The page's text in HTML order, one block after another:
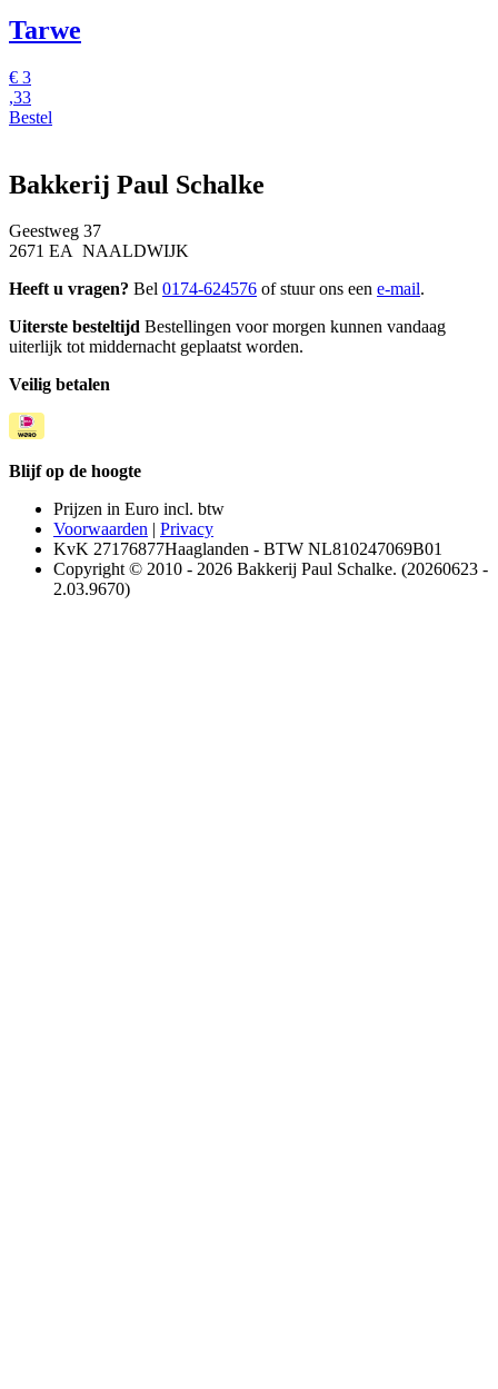
Tarwe
€ 3
,33
Bestel
Bakkerij Paul Schalke
Geestweg 37
2671 EA NAALDWIJK
Heeft u vragen? Bel 0174-624576 of stuur ons een e-mail.
Uiterste besteltijd Bestellingen voor morgen kunnen vandaag
uiterlijk tot middernacht geplaatst worden.
Veilig betalen
Blijf op de hoogte
Prijzen in Euro incl. btw
Voorwaarden | Privacy
KvK 27176877Haaglanden - BTW NL810247069B01
Copyright © 2010 - 2026 Bakkerij Paul Schalke. (20260623 -
2.03.9670)